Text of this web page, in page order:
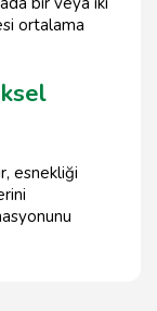
ortalama
esnekliği